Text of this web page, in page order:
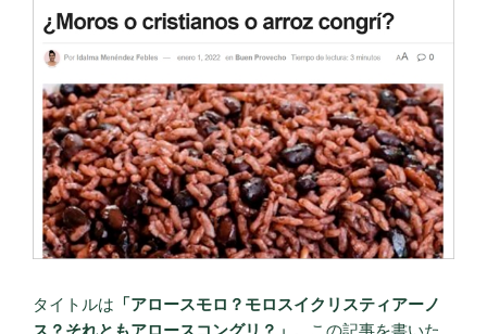
タイトルは 「アロースモロ？モロスイクリスティアーノ
ス？それともアロースコングリ？」 。この記事を書いた